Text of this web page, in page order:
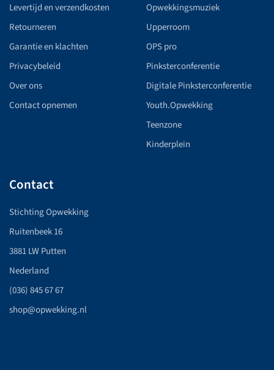
Levertijd en verzendkosten
Retourneren
Garantie en klachten
Privacybeleid
Over ons
Contact opnemen
Opwekkingsmuziek
Upperroom
OPS pro
Pinksterconferentie
Digitale Pinksterconferentie
Youth.Opwekking
Teenzone
Kinderplein
Contact
Stichting Opwekking
Ruitenbeek 16
3881 LW Putten
Nederland
(036) 845 67 67
shop@opwekking.nl